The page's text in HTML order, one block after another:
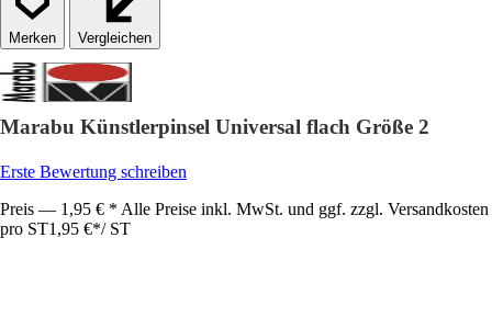
Vergleichen
Marabu Künstlerpinsel Universal flach Größe 2
Erste Bewertung schreiben
Preis — 1,95 € * Alle Preise inkl. MwSt. und ggf. zzgl. Versandkosten
pro ST1,95 €*/ ST